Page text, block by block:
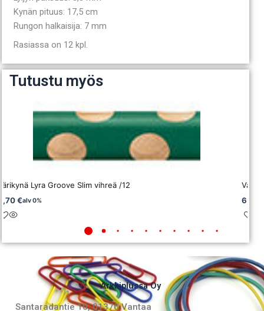
Kynän pituus: 17,5 cm
Rungon halkaisija: 7 mm
Rasiassa on 12 kpl.
Tutustu myös
Lyra Groove Slim vihreä /12
€alv 0%
6,70
Arkkiplussa Oy
Santaradantie 10, 01370 Vantaa​